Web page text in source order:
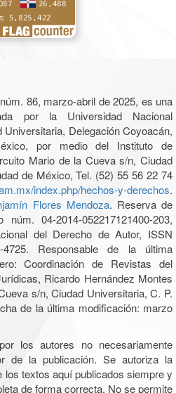
86, marzo-abril de 2025, es una
por la Universidad Nacional
Delegación Coyoacán,
por medio del Instituto de
Mario de la Cueva s/n, Ciudad
de México, Tel. (52) 55 56 22 74
index.php/hechos-y-derechos.
Flores Mendoza. Reserva de
04-2014-052217121400-203,
del Derecho de Autor, ISSN
4725. Responsable de la última
Coordinación de Revistas del
Ricardo Hernández Montes
s/n, Ciudad Universitaria, C. P.
de la última modificación: marzo
los autores no necesariamente
de la publicación. Se autoriza la
los textos aquí publicados siempre y
de forma correcta. No se permite